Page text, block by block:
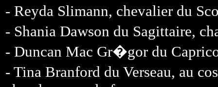
- Reyda Slimann, chevalier du
- Shania Dawson du Sagittaire,
- Duncan Mac Gr�gor du
- Tina Branford du Verseau, au